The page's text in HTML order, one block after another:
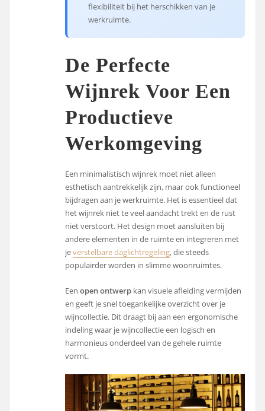
flexibiliteit bij het herschikken van je
werkruimte.
De Perfecte
Wijnrek Voor Een
Productieve
Werkomgeving
Een minimalistisch wijnrek moet niet alleen
esthetisch aantrekkelijk zijn, maar ook functioneel
bijdragen aan je werkruimte. Het is essentieel dat
het wijnrek niet te veel aandacht trekt en de rust
niet verstoort. Het design moet aansluiten bij
andere elementen in de ruimte en integreren met
jeverstelbare daglichtregeling, die steeds
populairder worden in slimme woonruimtes.
Eenopen ontwerp kan visuele afleiding vermijden
en geeft je snel toegankelijke overzicht over je
wijncollectie. Dit draagt bij aan een ergonomische
indeling waar je wijncollectie een logisch en
harmonieus onderdeel van de gehele ruimte
vormt.